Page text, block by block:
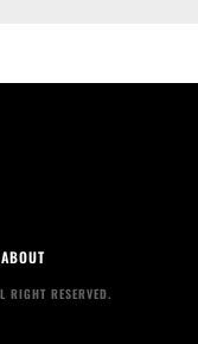
ABOUT
RIGHT RESERVED.